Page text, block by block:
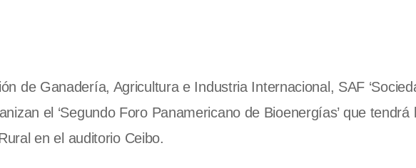
de Ganadería, Agricultura e Industria Internacional, SAF
el ‘Segundo Foro Panamericano de Bioenergías’ que tendrá
en el auditorio Ceibo.